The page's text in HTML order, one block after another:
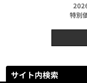
特別
サイト内検索